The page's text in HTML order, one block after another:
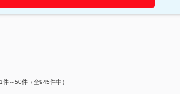
1件～50件（全945件中）